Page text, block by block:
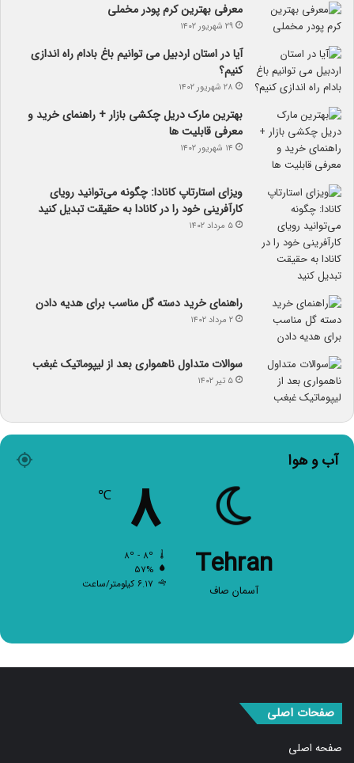
معرفی بهترین کرم پودر مخملی
۲۹ شهریور ۱۴۰۲
آیا در استان اردبیل می توانیم باغ بادام راه اندازی
کنیم؟
۲۸ شهریور ۱۴۰۲
بهترین مارک دریل چکشی بازار + راهنمای خرید و
معرفی قابلیت ها
۱۴ شهریور ۱۴۰۲
ویزای استارتاپ کانادا: چگونه می‌توانید رویای
کارآفرینی خود را در کانادا به حقیقت تبدیل کنید
۵ مرداد ۱۴۰۲
راهنمای خرید دسته گل مناسب برای هدیه دادن
۲ مرداد ۱۴۰۲
سوالات متداول ناهمواری بعد از لیپوماتیک غبغب
۵ تیر ۱۴۰۲
آب و هوا
Tehran
آسمان صاف
۸ ℃
۵۷%
۶.۱۷ کیلومتر/ساعت
صفحات اصلی
صفحه اصلی